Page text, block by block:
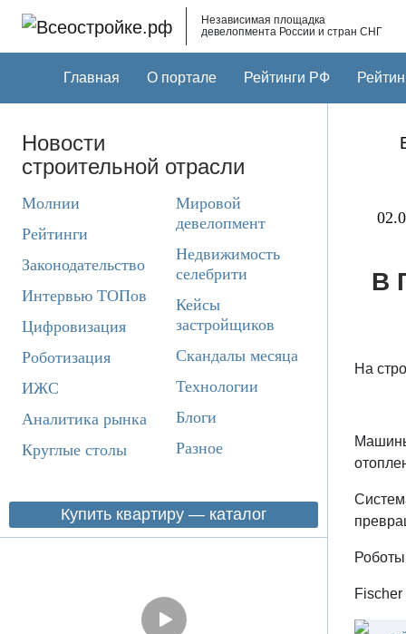
Независимая площадка
девелопмента России и стран СНГ
Главная О портале Рейтинги РФ
Новости
строительной отрасли
Молнии
Рейтинги
Законодательство
Интервью ТОПов
Цифровизация
Роботизация
ИЖС
Аналитика рынка
Круглые столы
Мировой
девелопмент
Недвижимость
селебрити
Кейсы
застройщиков
Скандалы месяца
Технологии
Блоги
Разное
Купить квартиру — каталог
В
На
Fischer